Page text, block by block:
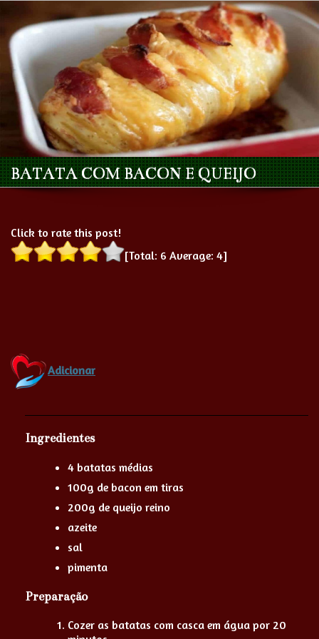
BATATA COM BACON E QUEIJO
Click to rate this post!
[Total: 6 Average: 4]
Adicionar
Ingredientes
4 batatas médias
100g de bacon em tiras
200g de queijo reino
azeite
sal
pimenta
Preparação
Cozer as batatas com casca em água por 20